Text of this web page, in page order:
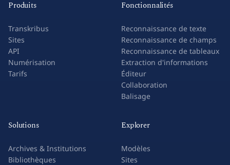
Produits
Transkribus
Sites
API
Numérisation
Tarifs
Fonctionnalités
Reconnaissance de texte
Reconnaissance de champs
Reconnaissance de tableaux
Extraction d'informations
Éditeur
Collaboration
Balisage
Solutions
Archives & Institutions
Bibliothèques
Explorer
Modèles
Sites